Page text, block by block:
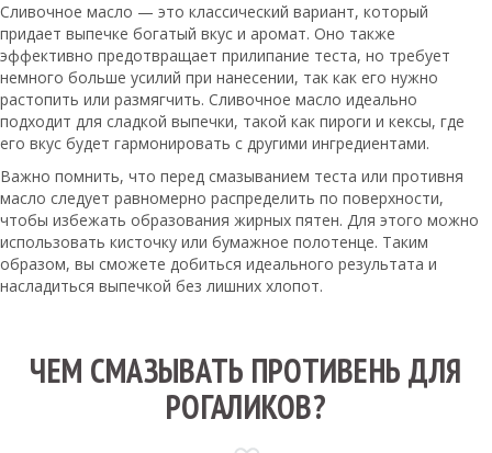
Сливочное масло — это классический вариант, который
придает выпечке богатый вкус и аромат. Оно также
эффективно предотвращает прилипание теста, но требует
немного больше усилий при нанесении, так как его нужно
растопить или размягчить. Сливочное масло идеально
подходит для сладкой выпечки, такой как пироги и кексы, где
его вкус будет гармонировать с другими ингредиентами.
Важно помнить, что перед смазыванием теста или противня
масло следует равномерно распределить по поверхности,
чтобы избежать образования жирных пятен. Для этого можно
использовать кисточку или бумажное полотенце. Таким
образом, вы сможете добиться идеального результата и
насладиться выпечкой без лишних хлопот.
ЧЕМ СМАЗЫВАТЬ ПРОТИВЕНЬ ДЛЯ
РОГАЛИКОВ?